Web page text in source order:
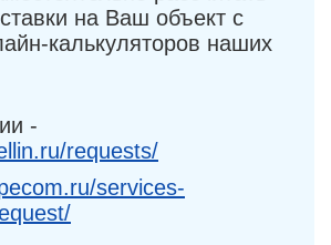
на Ваш объект с
калькуляторов наших
-
requests/
services-